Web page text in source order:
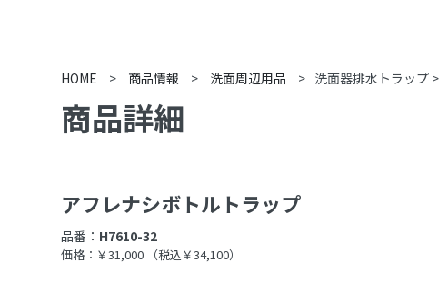
HOME > 商品情報 > 洗面周辺用品 > 洗面器排水トラップ >
商品詳細
アフレナシボトルトラップ
品番： H7610-32
価格：￥31,000 （税込￥34,100）